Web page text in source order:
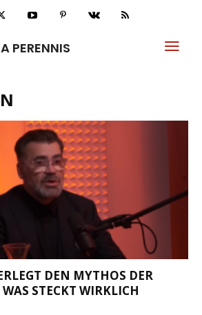
PERENNIS
DEN MYTHOS DER
STECKT WIRKLICH